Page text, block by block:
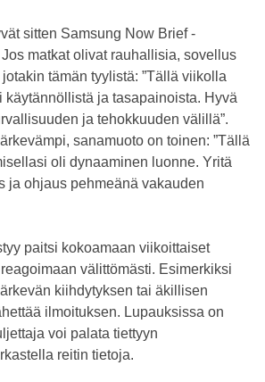
sitten Samsung Now Brief -
matkat olivat rauhallisia, sovellus
tämän tyylistä: ”Tällä viikolla
käytännöllistä ja tasapainoista. Hyvä
ja tehokkuuden välillä”.
sanamuoto on toinen: ”Tällä
oli dynaaminen luonne. Yritä
ja ohjaus pehmeänä vakauden
paitsi kokoamaan viikoittaiset
välittömästi. Esimerkiksi
kiihdytyksen tai äkillisen
ilmoituksen. Lupauksissa on
voi palata tiettyyn
reitin tietoja.